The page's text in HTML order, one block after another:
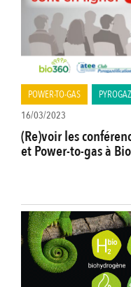
POWER-TO-GAS
16/03/2023
(Re)voir les
et Power-to-gas à